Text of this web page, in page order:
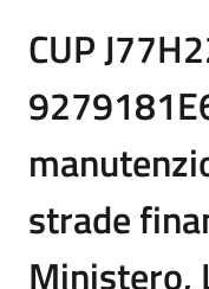
CUP
strade
Ministero,